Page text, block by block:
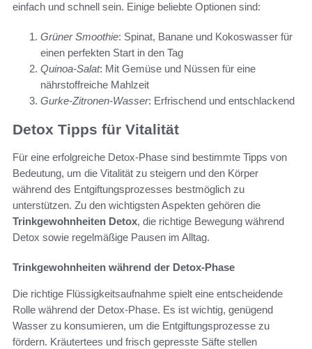
einfach und schnell sein. Einige beliebte Optionen sind:
Grüner Smoothie: Spinat, Banane und Kokoswasser für
einen perfekten Start in den Tag
Quinoa-Salat: Mit Gemüse und Nüssen für eine
nährstoffreiche Mahlzeit
Gurke-Zitronen-Wasser: Erfrischend und entschlackend
Detox Tipps für Vitalität
Für eine erfolgreiche Detox-Phase sind bestimmte Tipps von
Bedeutung, um die Vitalität zu steigern und den Körper
während des Entgiftungsprozesses bestmöglich zu
unterstützen. Zu den wichtigsten Aspekten gehören die
Trinkgewohnheiten Detox, die richtige Bewegung während
Detox sowie regelmäßige Pausen im Alltag.
Trinkgewohnheiten während der Detox-Phase
Die richtige Flüssigkeitsaufnahme spielt eine entscheidende
Rolle während der Detox-Phase. Es ist wichtig, genügend
Wasser zu konsumieren, um die Entgiftungsprozesse zu
fördern. Kräutertees und frisch gepresste Säfte stellen